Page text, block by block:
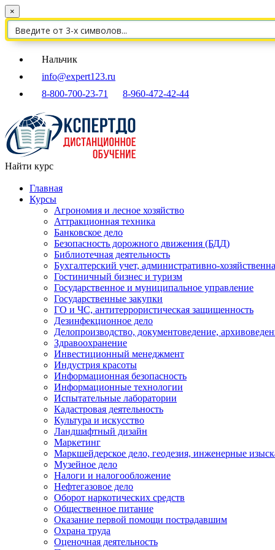
×
Нальчик
info@expert123.ru
8-800-700-23-71
8-960-472-42-44
Найти курс
Главная
Курсы
Агрономия и лесное хозяйство
Аттракционная техника
Банковское дело
Безопасность дорожного движения (БДД)
Библиотечная деятельность
Бухгалтерский учет, административно-
Гостиничный бизнес и туризм
Государственное и муниципальное управление
Государственные закупки
ГО и ЧС, антитеррористическая защищенность
Дезинфекционное дело
Делопроизводство, документоведение,
Здравоохранение
Инвестиционный менеджмент
Индустрия красоты
Информационная безопасность
Информационные технологии
Испытательные лаборатории
Кадастровая деятельность
Культура и искусство
Ландшафтный дизайн
Маркетинг
Маркшейдерское дело, геодезия, инженерные
Музейное дело
Налоги и налогообложение
Нефтегазовое дело
Оборот наркотических средств
Общественное питание
Оказание первой помощи пострадавшим
Охрана труда
Оценочная деятельность